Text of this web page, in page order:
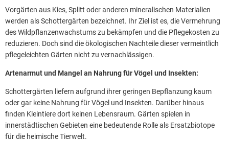
Vorgärten aus Kies, Splitt oder anderen mineralischen Materialien
werden als Schottergärten bezeichnet. Ihr Ziel ist es, die Vermehrung
des Wildpflanzenwachstums zu bekämpfen und die Pflegekosten zu
reduzieren. Doch sind die ökologischen Nachteile dieser vermeintlich
pflegeleichten Gärten nicht zu vernachlässigen.
Artenarmut und Mangel an Nahrung für Vögel und Insekten:
Schottergärten liefern aufgrund ihrer geringen Bepflanzung kaum
oder gar keine Nahrung für Vögel und Insekten. Darüber hinaus
finden Kleintiere dort keinen Lebensraum. Gärten spielen in
innerstädtischen Gebieten eine bedeutende Rolle als Ersatzbiotope
für die heimische Tierwelt.